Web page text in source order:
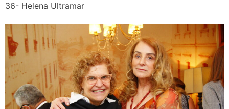
36- Helena Ultramar